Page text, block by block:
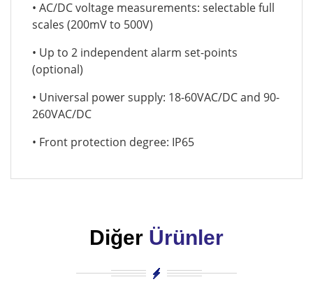
• AC/DC voltage measurements: selectable full
scales (200mV to 500V)
• Up to 2 independent alarm set-points
(optional)
• Universal power supply: 18-60VAC/DC and 90-
260VAC/DC
• Front protection degree: IP65
Diğer Ürünler